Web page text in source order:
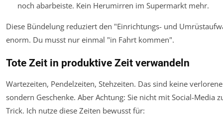
noch abarbeiste. Kein Herumirren im Supermarkt mehr.
Diese Bündelung reduziert den "Einrichtungs- und
enorm. Du musst nur einmal "in Fahrt kommen".
Tote Zeit in produktive Zeit verwandeln
Wartezeiten, Pendelzeiten, Stehzeiten. Das sind keine
sondern Geschenke. Aber Achtung: Sie nicht mit Social-Media
Trick. Ich nutze diese Zeiten bewusst für: